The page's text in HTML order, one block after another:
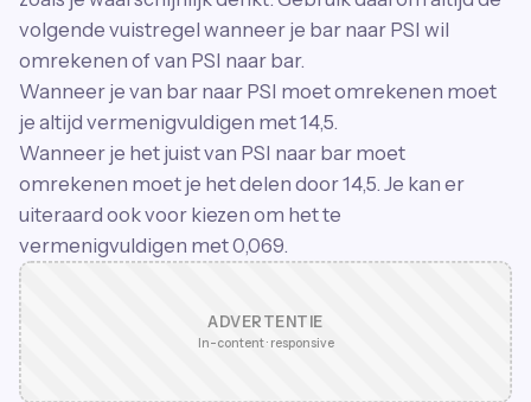
volgende vuistregel wanneer je bar naar PSI wil
omrekenen of van PSI naar bar.
Wanneer je van bar naar PSI moet omrekenen moet
je altijd vermenigvuldigen met 14,5.
Wanneer je het juist van PSI naar bar moet
omrekenen moet je het delen door 14,5. Je kan er
uiteraard ook voor kiezen om het te
vermenigvuldigen met 0,069.
ADVERTENTIE
In-content · responsive